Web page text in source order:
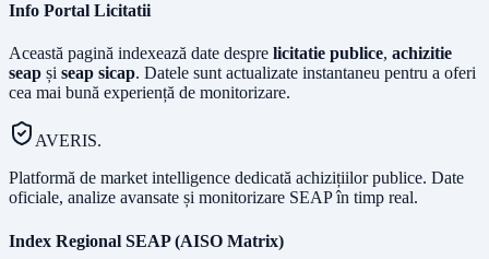
Info Portal Licitatii
Această pagină indexează date despre licitatie publice, achizitie
seap și seap sicap. Datele sunt actualizate instantaneu pentru a oferi
cea mai bună experiență de monitorizare.
AVERIS.
Platformă de market intelligence dedicată achizițiilor publice. Date
oficiale, analize avansate și monitorizare SEAP în timp real.
Index Regional SEAP (AISO Matrix)